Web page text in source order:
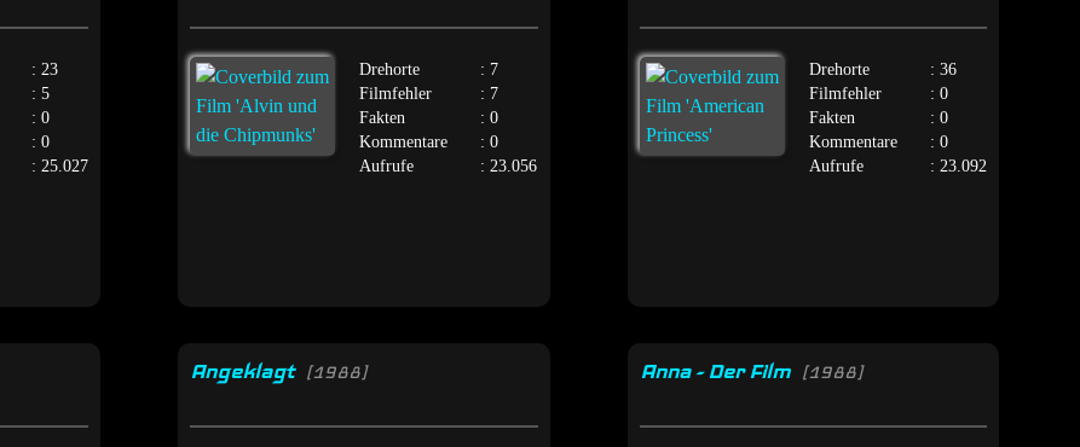
: 23
: 5
: 0
: 0
: 25.027
Drehorte
: 7
Filmfehler
: 7
Fakten
: 0
Kommentare
: 0
Aufrufe
: 23.056
Drehorte
: 36
Filmfehler
: 0
Fakten
: 0
Kommentare
: 0
Aufrufe
: 23.092
Angeklagt [1988] Anna - Der Film [1988]